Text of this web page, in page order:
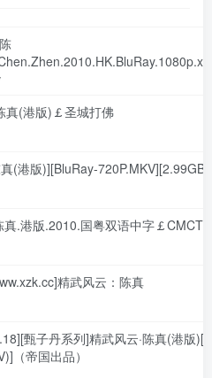
真(港版)￡圣城打佛
(港版)][BluRay-
.港版.2010.国粤双语中字￡CMCT
精武风云：陈真
甄子丹系列]精武风云·陈真(港版
（帝国出品）